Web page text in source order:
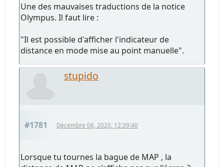
Une des mauvaises traductions de la notice
Olympus. Il faut lire :
"Il est possible d'afficher l'indicateur de
distance en mode mise au point manuelle".
stupido
#1781 Décembre 06, 2020, 12:39:40
Lorsque tu tournes la bague de MAP , la